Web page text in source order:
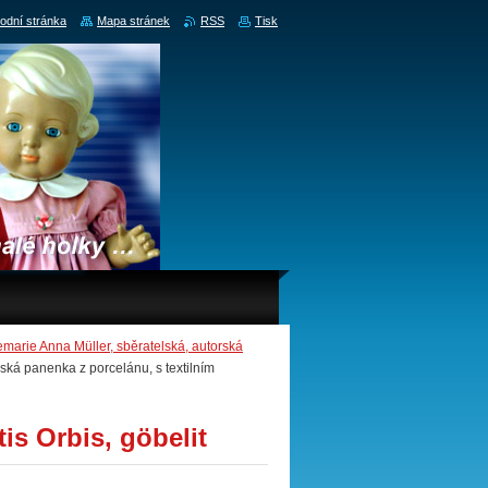
Anna Müller, sběratelská, autorská
panenka z porcelánu, s textilním
Orbis, göbelit
stránka Mapa stránek RSS Tisk